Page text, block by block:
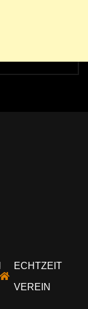
ECHTZEIT
VEREIN